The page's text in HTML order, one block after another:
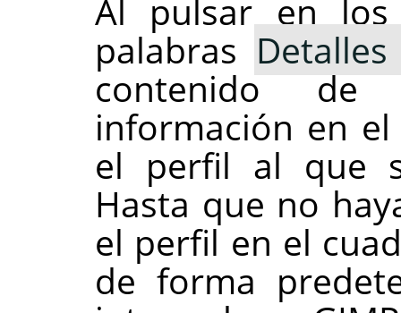
Al pulsar en
palabras
contenido de
información en
el perfil al que
Hasta que no
el perfil en el
de forma